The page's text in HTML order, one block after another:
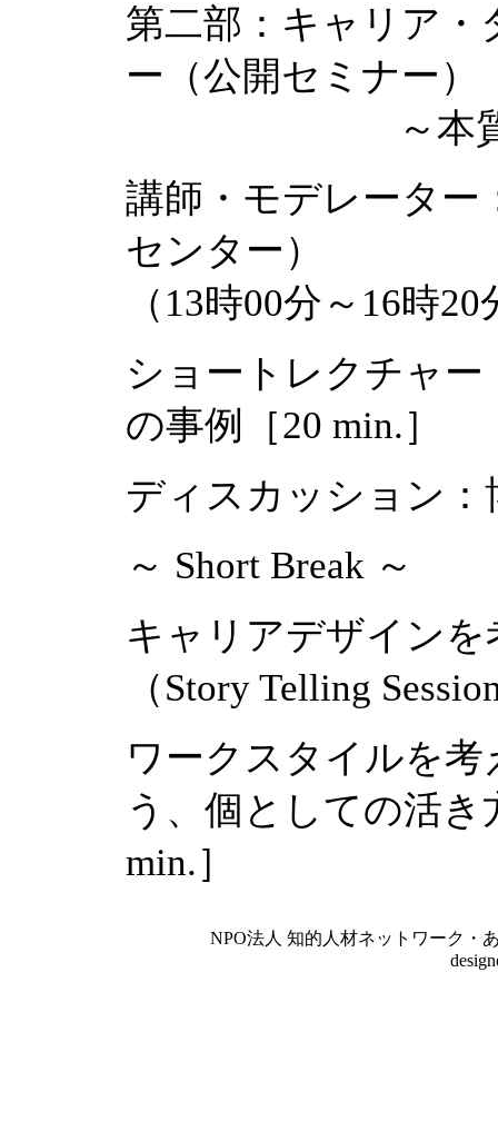
第二部：キャリア
ー（公開セミナー）
～本質から
講師・モデレーター
センター）
（13時00分～16時
ショートレクチャ
の事例［20 min.］
ディスカッション：
～ Short Break ～
キャリアデザイン
（Story Telling
ワークスタイルを
う、個としての活き
min.］
NPO法人 知的人材ネットワーク・